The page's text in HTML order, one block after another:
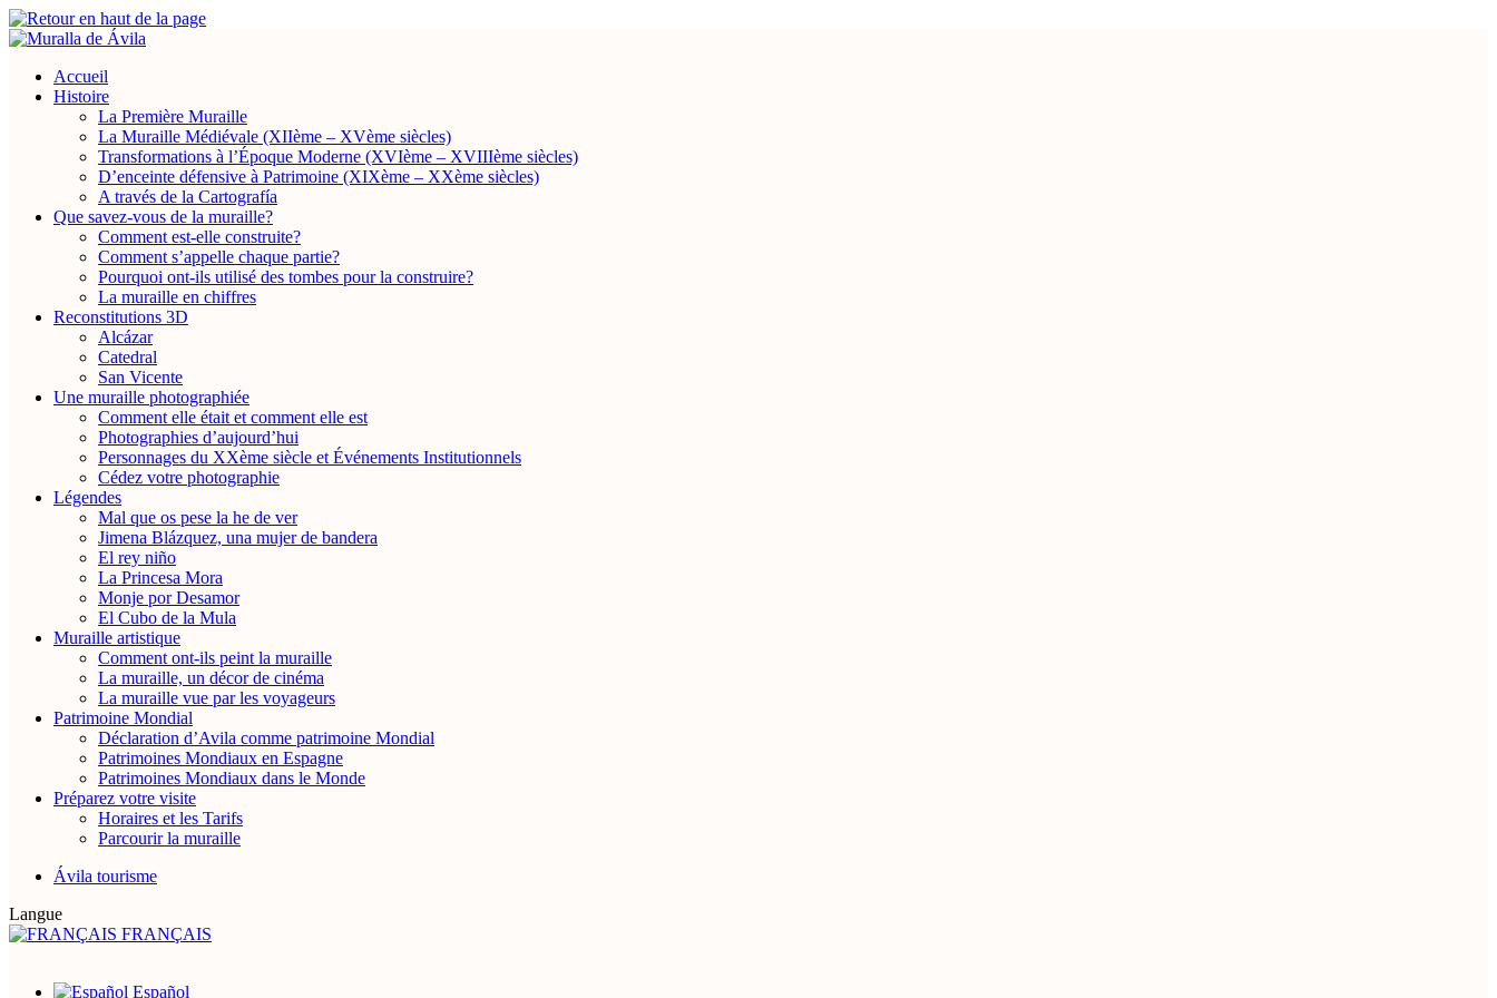
Accueil
Histoire
La Première Muraille
La Muraille Médiévale (XIIème – XVème siècles)
Transformations à l’Époque Moderne (XVIème – XVIIIème siècles)
D’enceinte défensive à Patrimoine (XIXème – XXème siècles)
A través de la Cartografía
Que savez-vous de la muraille?
Comment est-elle construite?
Comment s’appelle chaque partie?
Pourquoi ont-ils utilisé des tombes pour la construire?
La muraille en chiffres
Reconstitutions 3D
Alcázar
Catedral
San Vicente
Une muraille photographiée
Comment elle était et comment elle est
Photographies d’aujourd’hui
Personnages du XXème siècle et Événements Institutionnels
Cédez votre photographie
Légendes
Mal que os pese la he de ver
Jimena Blázquez, una mujer de bandera
El rey niño
La Princesa Mora
Monje por Desamor
El Cubo de la Mula
Muraille artistique
Comment ont-ils peint la muraille
La muraille, un décor de cinéma
La muraille vue par les voyageurs
Patrimoine Mondial
Déclaration d’Avila comme patrimoine Mondial
Patrimoines Mondiaux en Espagne
Patrimoines Mondiaux dans le Monde
Préparez votre visite
Horaires et les Tarifs
Parcourir la muraille
Ávila tourisme
Langue
FRANÇAIS
Español